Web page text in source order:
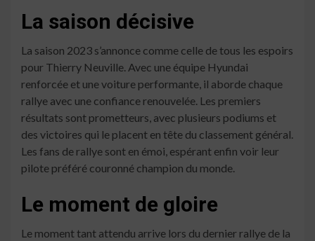
La saison décisive
La saison 2023 s’annonce comme celle de tous les espoirs
pour Thierry Neuville. Avec une équipe Hyundai
renforcée et une voiture performante, il aborde chaque
rallye avec une confiance renouvelée. Les premiers
résultats sont prometteurs, avec plusieurs podiums et
des victoires qui le placent en tête du classement général.
Les fans de rallye sont en émoi, espérant enfin voir leur
pilote préféré couronné champion du monde.
Le moment de gloire
Le moment tant attendu arrive lors du dernier rallye de la